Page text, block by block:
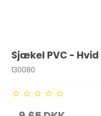
Sjækel PVC - Hvid
130080